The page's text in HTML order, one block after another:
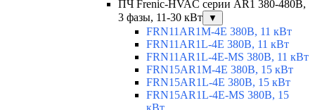
ПЧ Frenic-HVAC серии AR1 380-480В,
3 фазы, 11-30 кВт
▼
FRN11AR1M-4E 380В, 11 кВт
FRN11AR1L-4E 380В, 11 кВт
FRN11AR1L-4E-MS 380В, 11 кВт
FRN15AR1M-4E 380В, 15 кВт
FRN15AR1L-4E 380В, 15 кВт
FRN15AR1L-4E-MS 380В, 15